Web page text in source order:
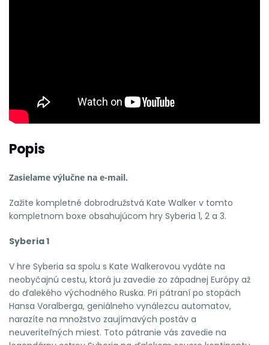
Popis
Zasielame výlučne na e-mail.
Zažite kompletné dobrodružstvá Kate Walker v tomto
kompletnom boxe obsahujúcom hry Syberia 1, 2 a 3.
Syberia 1
V hre Syberia sa spolu s Kate Walkerovou vydáte na
neobyčajnú cestu, ktorá ju zavedie zo západnej Európy až
do ďalekého východného Ruska. Pri pátraní po stopách
Hansa Voralberga, geniálneho vynálezcu automatov,
narazíte na množstvo zaujímavých postáv a
neuveriteľných miest. Toto pátranie vás zavedie na